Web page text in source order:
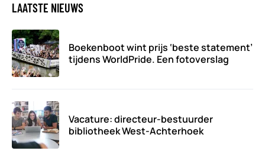
LAATSTE NIEUWS
Boekenboot wint prijs ‘beste statement’
tijdens WorldPride. Een fotoverslag
Vacature: directeur-bestuurder
bibliotheek West-Achterhoek